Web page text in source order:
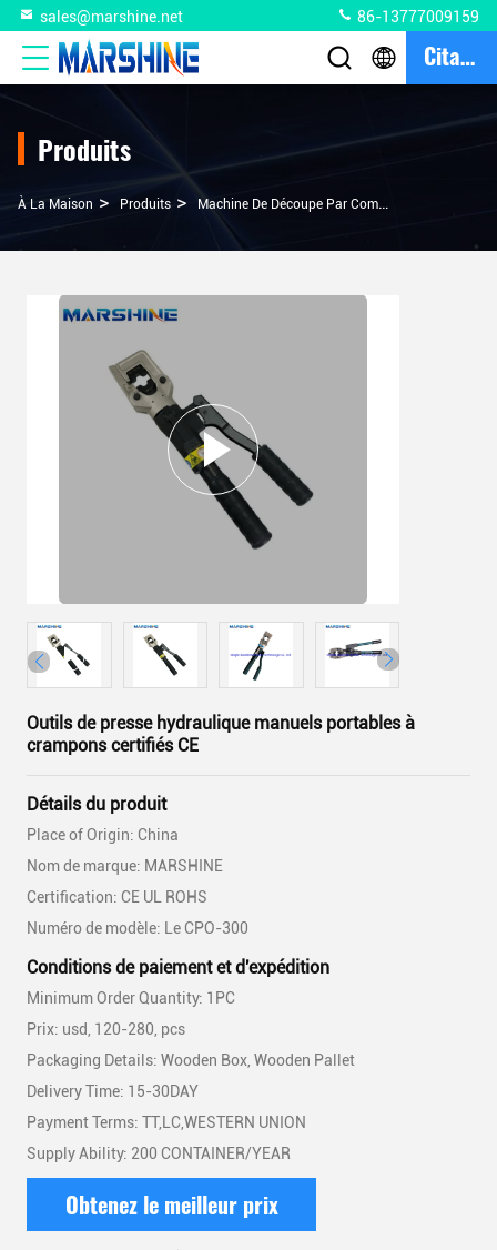
sales@marshine.net 86-13777009159
Citation
Produits
À La Maison > Produits > Machine De Découpe Par Compression De Câbles
Outils de presse hydraulique manuels portables à
crampons certifiés CE
Détails du produit
Place of Origin: China
Nom de marque: MARSHINE
Certification: CE UL ROHS
Numéro de modèle: Le CPO-300
Conditions de paiement et d'expédition
Minimum Order Quantity: 1PC
Prix: usd, 120-280, pcs
Packaging Details: Wooden Box, Wooden Pallet
Delivery Time: 15-30DAY
Payment Terms: TT,LC,WESTERN UNION
Supply Ability: 200 CONTAINER/YEAR
Obtenez le meilleur prix